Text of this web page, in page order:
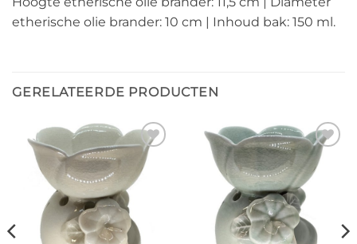
etherische olie brander: 10 cm | Inhoud bak: 150 ml.
GERELATEERDE PRODUCTEN